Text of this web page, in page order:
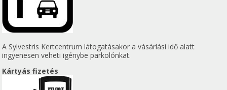
A Sylvestris Kertcentrum látogatásakor a vásárlási idő alatt
ingyenesen veheti igénybe parkolónkat.
Kártyás fizetés